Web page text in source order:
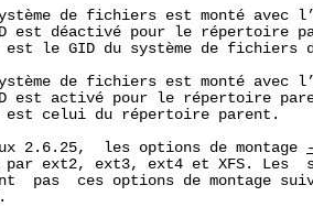
de fichiers est monté avec
est déactivé pour le répertoire
est le GID du système de fichiers
de fichiers est monté avec
est activé pour le répertoire
celui du répertoire parent.
2.6.25,  les options de montage
par ext2, ext3, ext4 et XFS. Les
pas  ces options de montage
.